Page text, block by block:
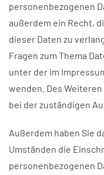
personenbezogenen
außerdem ein Recht,
dieser Daten zu
Fragen zum Thema
unter der im
wenden. Des
bei der zuständigen
Außerdem haben Sie
Umständen die
personenbezogenen